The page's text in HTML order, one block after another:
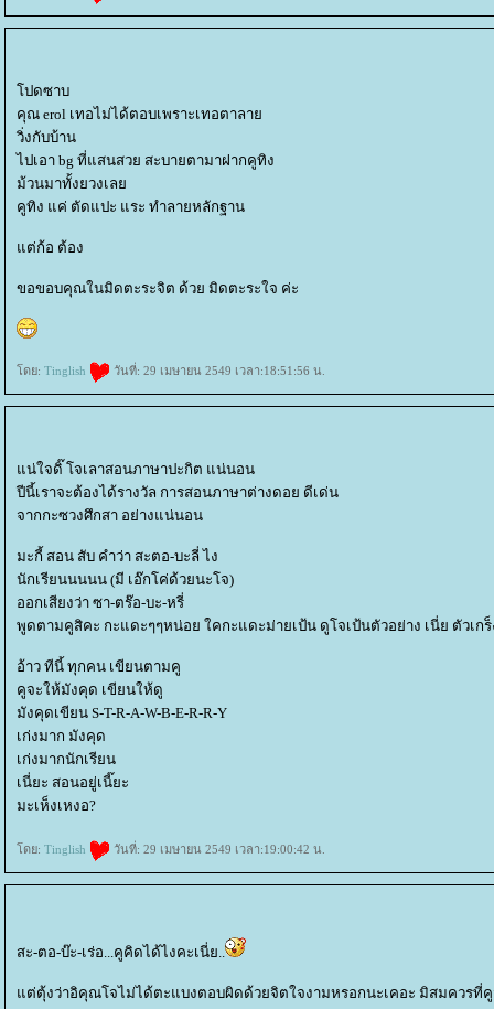
ปดซาบ
คุณ erol เทอไม่ได้ตอบเพราะเทอตาลา
วิ่งกับบ้าน
ไปเอา bg ที่แสนสวย สะบายตามาฝากคูทิง
ม้วนมาทั้งยวงเล
คูทิง แค่ ตัดแปะ แระ ทำลายหลักฐาน
ต่ก้อ ต้อง
ขอขอบคุณในมิดตะระจิต ด้วย มิดตะระใจ ค่ะ
ดย: Tinglish วันที่: 29 เมษายน 2549 เวลา:18:51:56 น.
น่ใจดิ๊ โจเลาสอนภาษาปะกิต แน่นอน
ปีนี้เราจะต้องได้รางวัล การสอนภาษาต่างดอย ดีเด่น
จากกะซวงศึกสา อย่างแน่นอน
มะกี้ สอน สับ คำว่า สะตอ-บะลี่ ไง
นักเรียนนนนน (มี เอ๊กโค่ด้วยนะโจ)
ออกเสียงว่า ซา-ตร๊อ-บะ-หรี่
พูดตามคูสิคะ กะแดะๆๆหน่อย ใคกะแดะม่ายเป้น ดูโจเป้นตัวอย่าง เนี่ย ตัวเก
อ้าว ทีนี้ ทุกคน เขียนตามคู
คูจะให้มังคุด เขียนให้ดู
มังคุดเขียน S-T-R-A-W-B-E-R-R-Y
เก่งมาก มังคุด
เก่งมากนักเรียน
เนี่ยะ สอนอยู่เนี๊ยะ
มะเห็งเหงอ?
ดย: Tinglish วันที่: 29 เมษายน 2549 เวลา:19:00:42 น.
สะ-ตอ-บ๊ะ-เร่อ...คูคิดได้ไงคะเนี่ย..
ต่ตุ้งว่าอิคุณโจไม่ได้ตะแบงตอบผิดด้วยจิตใจงามหรอกนะเคอะ มิสมควรที่คู